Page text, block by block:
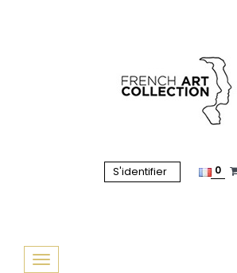
S'identifier 0
Basculer